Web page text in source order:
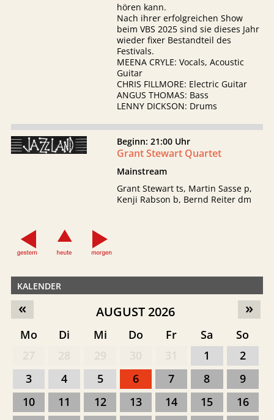
hören kann.
Nach ihrer erfolgreichen Show
beim VBS 2025 sind sie dieses Jahr
wieder fixer Bestandteil des
Festivals.
MEENA CRYLE: Vocals, Acoustic
Guitar
CHRIS FILLMORE: Electric Guitar
ANGUS THOMAS: Bass
LENNY DICKSON: Drums
Beginn: 21:00 Uhr
Grant Stewart Quartet
Mainstream
Grant Stewart ts, Martin Sasse p,
Kenji Rabson b, Bernd Reiter dm
KALENDER
»
« AUGUST 2026
Mo Di Mi Do Fr Sa
So
1
2
3
4 5 6 7 8
9
10
11 12 13 14 15
16